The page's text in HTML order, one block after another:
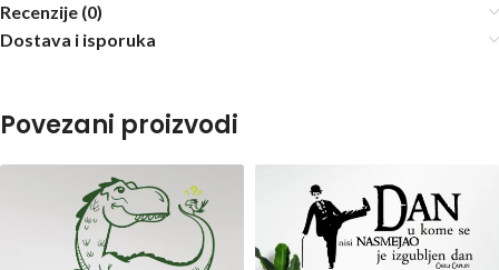
Recenzije (0)
Dostava i isporuka
Povezani proizvodi